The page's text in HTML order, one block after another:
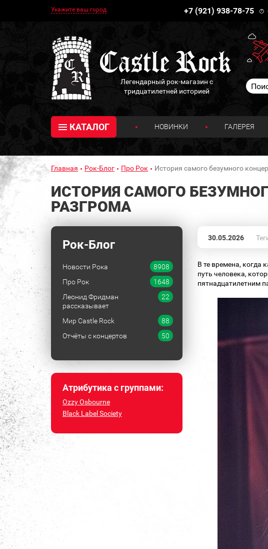
Укажите ваш город +7 (921) 938-78-75
Легендарный рок-магазин с
тридцатилетней историей
КАТАЛОГ НОВИНКИ ГАЛЕРЕЯ
Главная Рок-Блог Про Рок История самого безумного
ИСТОРИЯ САМОГО
РАЗГРОМА
Рок-Блог
Новости Рока
8908
Про Рок
1648
Леонид Фридман
рассказывает
22
Мир Castle Rock
88
Отчёты с концертов
50
Атрибутика с группами:
Ozzy Osbourne
Black Label Society
30.05.2026
В те времена, когда
путь человека,
пятнадцатилетним